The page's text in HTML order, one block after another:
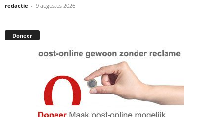
redactie - 9 augustus 2026
Doneer